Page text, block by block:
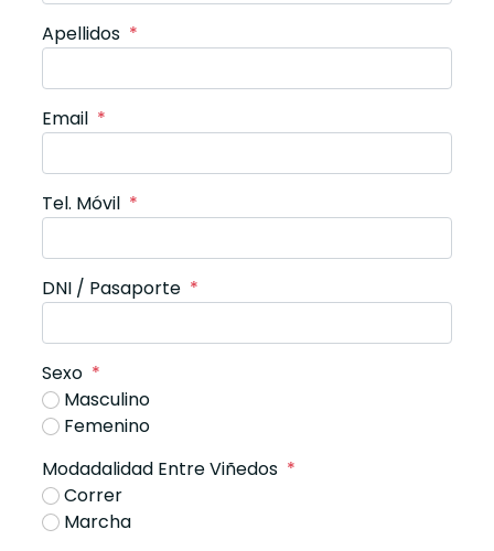
Apellidos *
Email *
Tel. Móvil *
DNI / Pasaporte *
Sexo *
Masculino
Femenino
Modadalidad Entre Viñedos *
Correr
Marcha